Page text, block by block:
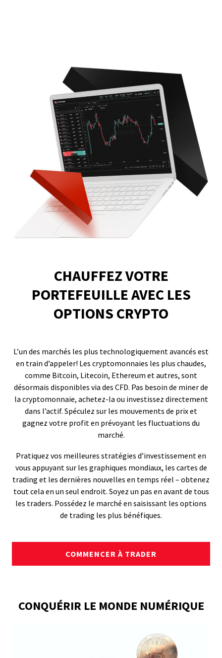
CHAUFFEZ VOTRE
PORTEFEUILLE AVEC LES
OPTIONS CRYPTO
L’un des marchés les plus technologiquement avancés est
en train d’appeler! Les cryptomonnaies les plus chaudes,
comme Bitcoin, Litecoin, Ethereum et autres, sont
désormais disponibles via des CFD. Pas besoin de miner de
la cryptomonnaie, achetez-la ou investissez directement
dans l’actif. Spéculez sur les mouvements de prix et
gagnez votre profit en prévoyant les fluctuations du
marché.
Pratiquez vos meilleures stratégies d’investissement en
vous appuyant sur les graphiques mondiaux, les cartes de
trading et les dernières nouvelles en temps réel – obtenez
tout cela en un seul endroit. Soyez un pas en avant de tous
les traders. Possédez le marché en saisissant les options
de trading les plus bénéfiques.
COMMENCER À TRADER
CONQUÉRIR LE MONDE NUMÉRIQUE